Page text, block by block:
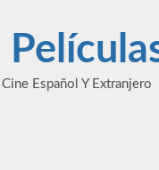
Español Y Extranjero